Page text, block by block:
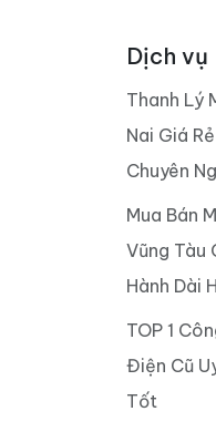
Dịch vụ
Thanh Lý
Nai Giá
Chuyên
Mua Bán
Vũng Tàu
Hành Dài
TOP 1
Điện Cũ
Tốt